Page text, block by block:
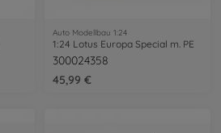
Auto Modellbau 1:24
1:24 Lotus Europa Special m. PE
300024358
45,99 €